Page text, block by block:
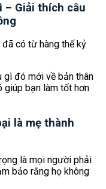
– Giải thích câu
đã có từ hàng thế kỷ
đó mới về bản thân
giúp bạn làm tốt hơn
là mẹ thành
là mọi người phải
bảo rằng họ không